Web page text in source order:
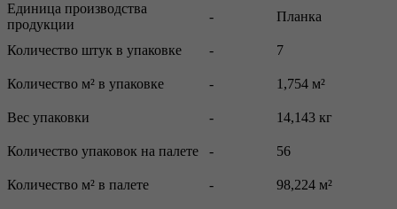
Единица производства
продукции
- Планка
Количество штук в упаковке - 7
Количество м² в упаковке - 1,754 м²
Вес упаковки - 14,143 кг
Количество упаковок на палете - 56
Количество м² в палете - 98,224 м²